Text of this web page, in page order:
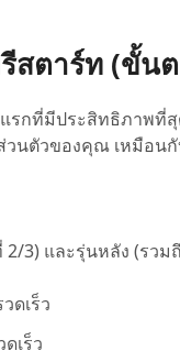
สตาร์ท (ขั้น
รกที่มีประสิทธิภาพที่
นตัวของคุณ เหมือน
2/3) และรุ่นหลัง (รวม
ดเร็ว
เร็ว